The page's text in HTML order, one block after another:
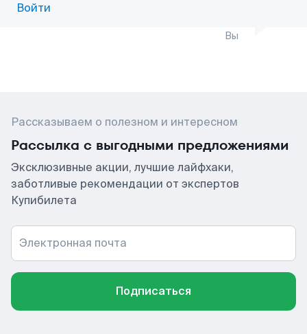
Войти
Вы
Рассказываем о полезном и интересном
Рассылка с выгодными предложениями
Эксклюзивные акции, лучшие лайфхаки,
заботливые рекомендации от экспертов
Купибилета
Электронная почта
Подписаться